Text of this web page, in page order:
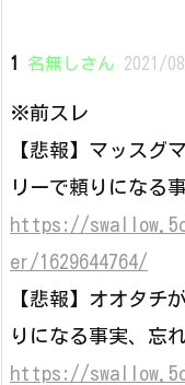
1 名無しさん 2021/
※前スレ
【悲報】マッスグ
リーで頼りになる
https://
er/1629644764/
【悲報】オオタチ
りになる事実、忘
https://